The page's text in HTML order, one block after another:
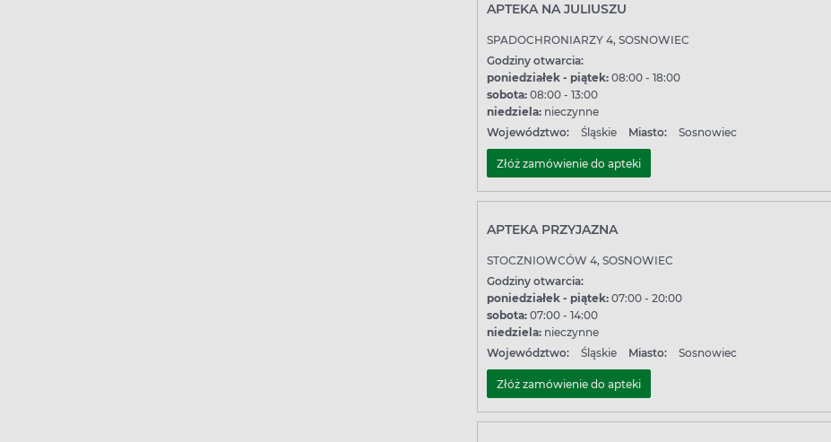
APTEKA NA JULIUSZU
SPADOCHRONIARZY 4, SOSNOWIEC
Godziny otwarcia:
poniedziałek - piątek:08:00 - 18:00
sobota:08:00 - 13:00
niedziela:nieczynne
Województwo:
Śląskie Miasto: Sosnowiec
Złóż zamówienie do apteki
APTEKA PRZYJAZNA
STOCZNIOWCÓW 4, SOSNOWIEC
Godziny otwarcia:
poniedziałek - piątek:07:00 - 20:00
sobota:07:00 - 14:00
niedziela:nieczynne
Województwo:
Śląskie Miasto: Sosnowiec
Złóż zamówienie do apteki